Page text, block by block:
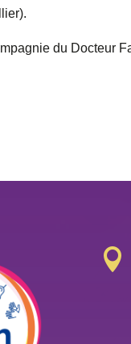
du Docteur
